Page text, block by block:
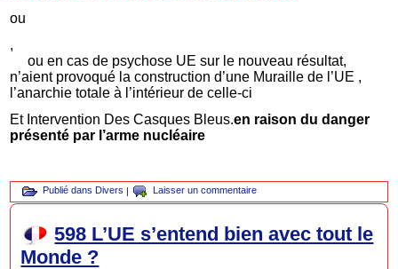
ou
,
ou en cas de psychose UE sur le nouveau résultat,
n’aient provoqué la construction d’une Muraille de l’UE ,
l’anarchie totale à l’intérieur de celle-ci
Et Intervention Des Casques Bleus.en raison du danger
présenté par l’arme nucléaire
Publié dans Divers | Laisser un commentaire
598 L’UE s’entend bien avec tout le
Monde ?